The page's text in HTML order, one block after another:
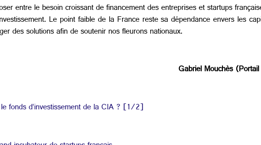
entre le besoin croissant de financement des entreprises et startups
Le point faible de la France reste sa dépendance envers les
des solutions afin de soutenir nos fleurons nationaux.
Gabriel Mouchès
fonds d’investissement de la CIA ? [1/2]